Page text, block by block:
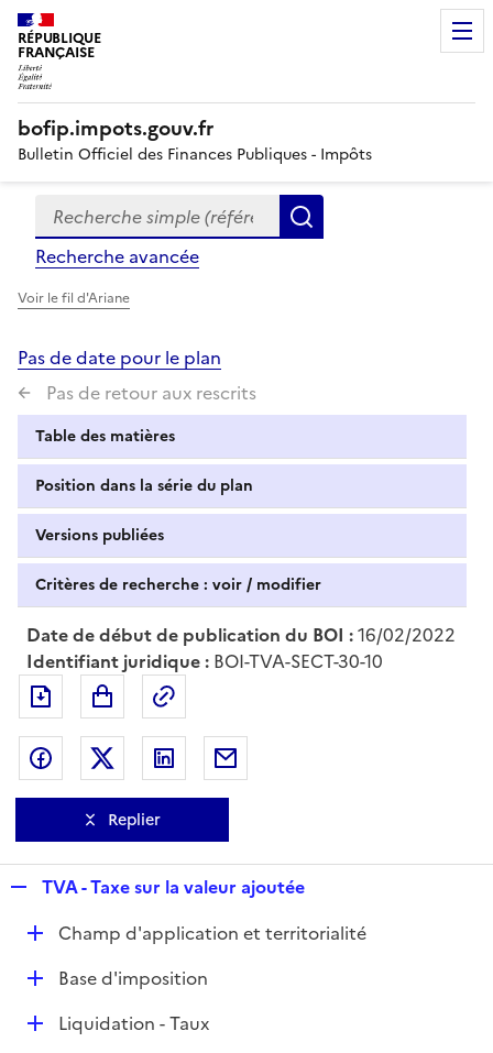
RÉPUBLIQUE
FRANÇAISE
bofip.impots.gouv.fr
Bulletin Officiel des Finances Publiques - Impôts
Formulaire
de
recherche
Recherche simple (références, mots clés, partie du
Recherche avancée
Voir le fil d'Ariane
Pas de date pour le plan
Pas de retour aux rescrits
Table des matières
Position dans la série du plan
Versions publiées
Critères de recherche : voir / modifier
Date de début de publication du BOI :16/02/2022
Identifiant juridique : BOI-TVA-SECT-30-10
Exporter le document au format pdf
Partager sur Facebook
Partager sur Twitter
Partager sur LinkedIn
Replier
p
l
i
e
TVA - Taxe sur la valeur ajoutée
DChamp d'application et territorialité
DBase d'imposition
DLiquidation - Taux